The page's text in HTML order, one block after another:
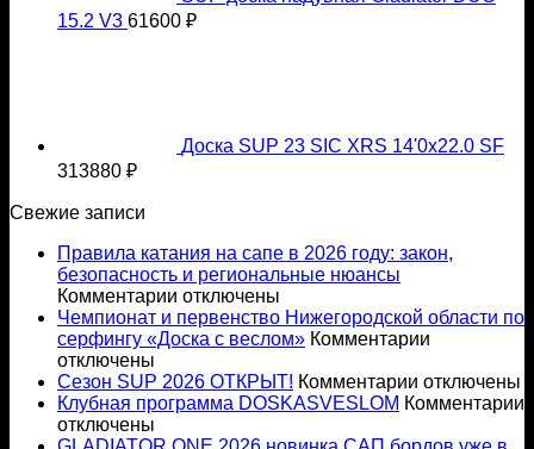
15.2 V3 61600 ₽
Доска SUP 23 SIC XRS 14'0x22.0 SF
313880 ₽
Свежие записи
Правила катания на сапе в 2026 году: закон,
безопасность и региональные нюансы
Комментарии к
записи
Правила
на
сапе
2026
отключены
Чемпионат и первенство Нижегородской области по
серфингу «Доска с веслом» Комментарии
Чемпионат
и
отключены
Сезон SUP 2026 ОТКРЫТ! Комментарии к
записи
SUP
отключены
Клубная программа DOSKASVESLOM Комментарии
отключены